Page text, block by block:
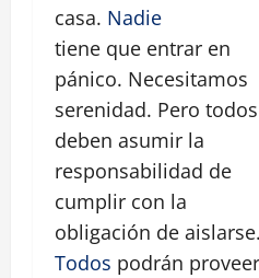
casa. Nadie
tiene que entrar en
pánico. Necesitamos
serenidad. Pero todos
deben asumir la
responsabilidad de
cumplir con la
obligación de aislarse.
Todos podrán